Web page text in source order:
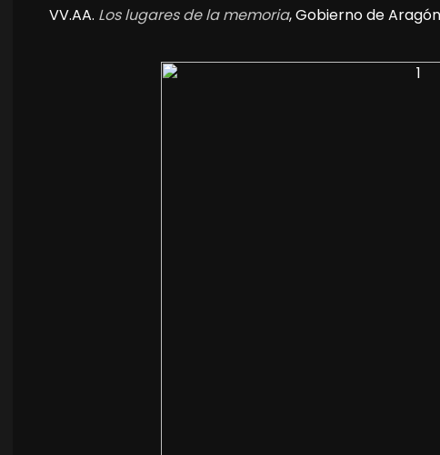
VV.AA. Los lugares de la memoria, Gobierno de